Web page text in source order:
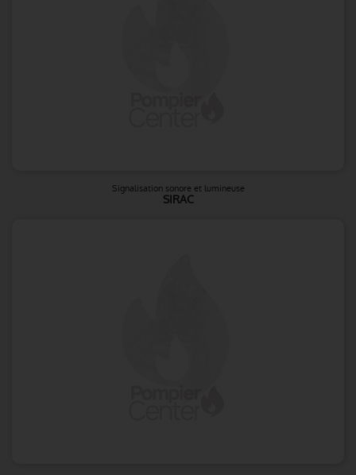
Signalisation sonore et lumineuse
SIRAC